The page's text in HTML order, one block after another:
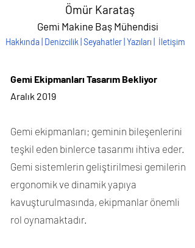
Ömür Karataş
Gemi Makine Baş Mühendisi
Hakkında Denizcilik Seyahatler Yazıları İletişim
Gemi Ekipmanları Tasarım Bekliyor
Aralık 2019
Gemi ekipmanları; geminin bileşenlerini
teşkil eden binlerce tasarımı ihtiva eder.
Gemi sistemlerin geliştirilmesi gemilerin
ergonomik ve dinamik yapıya
kavuşturulmasında, ekipmanlar önemli
rol oynamaktadır.